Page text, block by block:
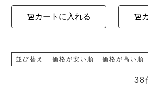
カートに入れる
並び替え 価格が安い順 価格が高い順
38